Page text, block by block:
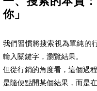
你」
我們習慣將搜索視為單純的
輸入關鍵字，瀏覽結果。
但從行銷的角度看，這個過
是隨便點開某個結果，而是